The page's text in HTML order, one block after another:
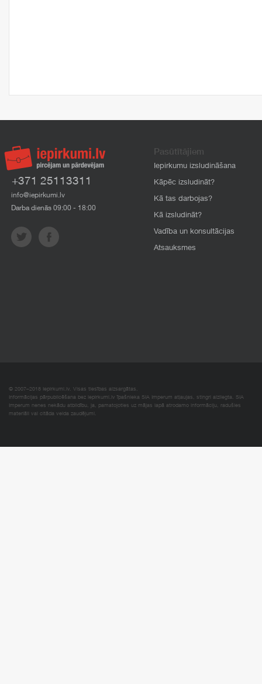
+371 25113311
info@iepirkumi.lv
Darba dienās 09:00 - 18:00
Pasūtītājiem
Iepirkumu izsludināšana
Kāpēc izsludināt?
Kā tas darbojas?
Kā izsludināt?
Vadība un konsultācijas
Atsauksmes
© 2007–2018 Iepirkumi.lv. Visas tiesības aizsargātas.
Informācijas pārpublicēšana bez iepirkumi.lv īpašnieka SIA Imperum atļaujas, stingri aizliegta. SIA
Imperum nenes nekādu atbildību, ja, pamatojoties uz mājas lapā atrodamo informāciju, radušies
materiāli vai citāda veida zaudējumi.